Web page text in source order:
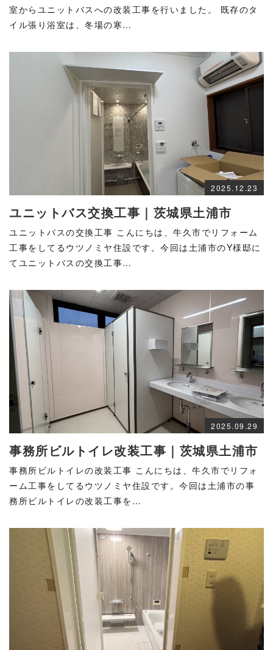
室からユニットバスへの改装工事を行いました。 既存のタ
イル張り浴室は、冬場の寒…
2025.12.23
ユニットバス交換工事｜茨城県土浦市
ユニットバスの交換工事 こんにちは、牛久市でリフォーム
工事をしてるウツノミヤ住設です。今回は土浦市のY様邸に
てユニットバスの交換工事…
2025.09.29
事務所ビルトイレ改装工事｜茨城県土浦市
事務所ビルトイレの改装工事 こんにちは、牛久市でリフォ
ーム工事をしてるウツノミヤ住設です。今回は土浦市の事
務所ビルトイレの改装工事を…